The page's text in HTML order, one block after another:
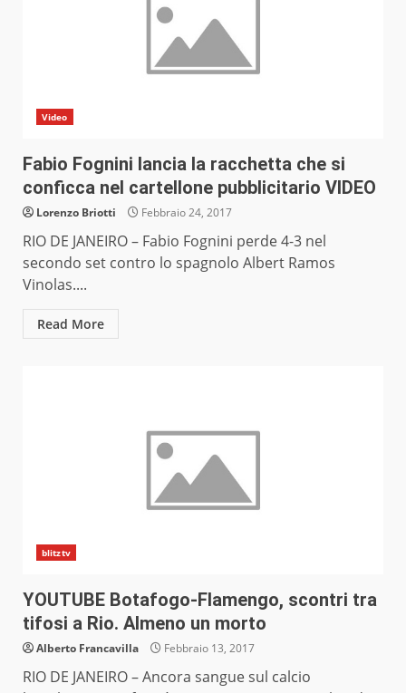
Video
Fabio Fognini lancia la racchetta che si
conficca nel cartellone pubblicitario VIDEO
Lorenzo Briotti Febbraio 24, 2017
RIO DE JANEIRO – Fabio Fognini perde 4-3 nel
secondo set contro lo spagnolo Albert Ramos
Vinolas....
Read More
blitztv
YOUTUBE Botafogo-Flamengo, scontri tra
tifosi a Rio. Almeno un morto
Alberto Francavilla Febbraio 13, 2017
RIO DE JANEIRO – Ancora sangue sul calcio